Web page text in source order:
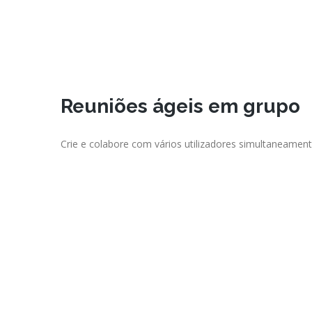
Reuniões ágeis em grupo
Crie e colabore com vários utilizadores